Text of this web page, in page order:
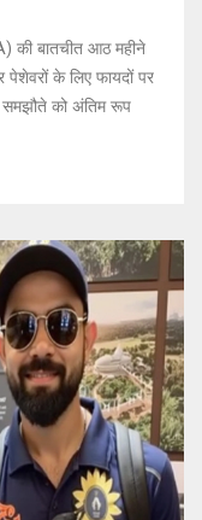
की बातचीत आठ महीने
पेशेवरों के लिए फायदों पर
समझौते को अंतिम रूप